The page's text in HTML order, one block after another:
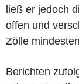
ließ er jedoch
offen und
Zölle
Berichten